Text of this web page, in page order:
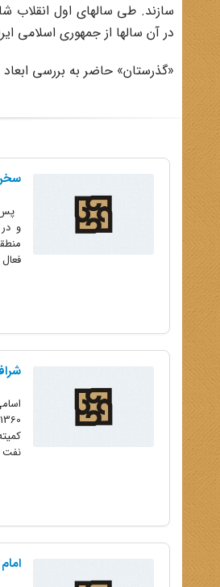
سازند. طی سالهای اول انقلاب
در آن سالها از جمهوری اسلامی
«گذرستان» حاضر به بررسی
پس
و
نفت
امام